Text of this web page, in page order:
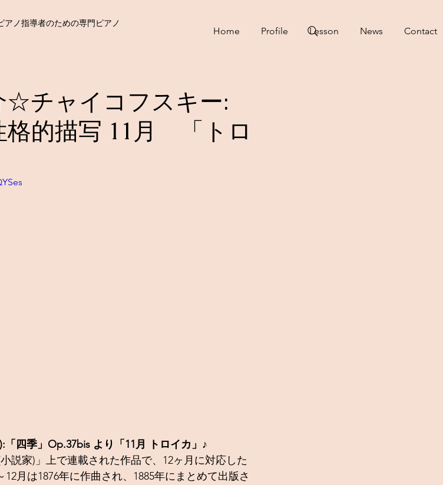
ノ指導者のための専門ピアノ
Home Profile Lesson News Contact
☆チャイコフスキー:
格的描写 11月 「トロ
「四季」Op.37bis より「11月 トロイカ」♪
説家)」上で連載された作品で、12ヶ月に対応した
月は1876年に作曲され、1885年にまとめて出版さ